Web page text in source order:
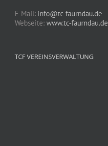
E-Mail: info@tc-faurndau.de
Webseite: www.tc-faurndau.de
TCF VEREINSVERWALTUNG